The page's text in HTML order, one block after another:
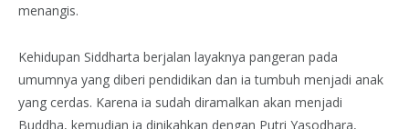
menangis.
Kehidupan Siddharta berjalan layaknya pangeran pada
umumnya yang diberi pendidikan dan ia tumbuh menjadi anak
yang cerdas. Karena ia sudah diramalkan akan menjadi
Buddha, kemudian ia dinikahkan dengan Putri Yasodhara,